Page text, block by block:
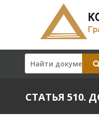
СТАТЬЯ 510.